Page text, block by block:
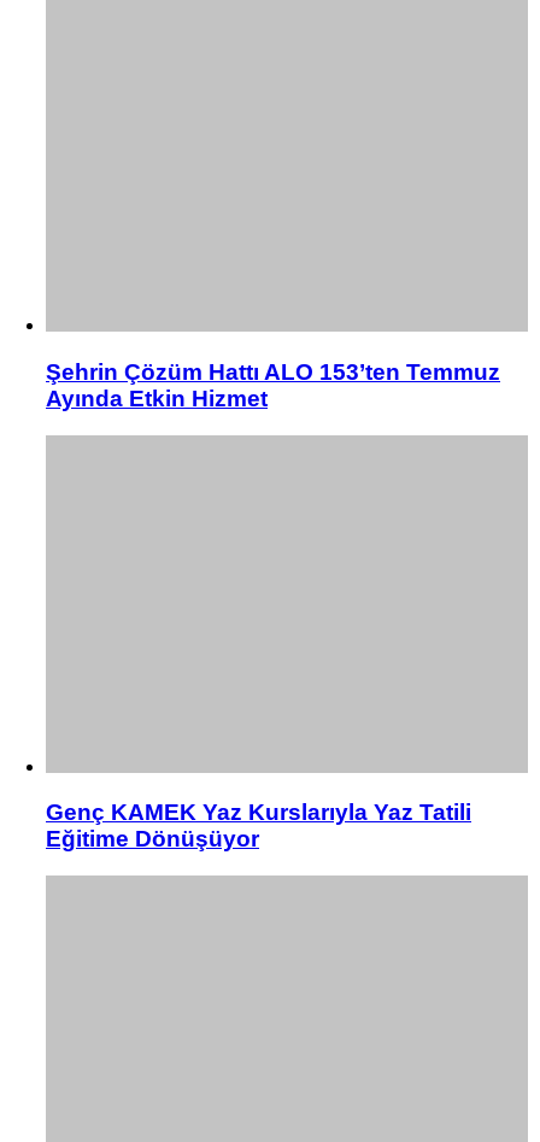
Şehrin Çözüm Hattı ALO 153’ten Temmuz
Ayında Etkin Hizmet
Genç KAMEK Yaz Kurslarıyla Yaz Tatili
Eğitime Dönüşüyor